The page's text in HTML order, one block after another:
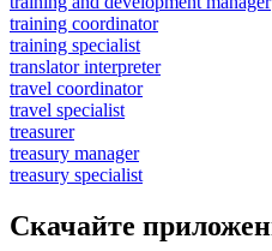
training coordinator
training specialist
translator interpreter
travel coordinator
travel specialist
treasurer
treasury manager
treasury specialist
Скачайте